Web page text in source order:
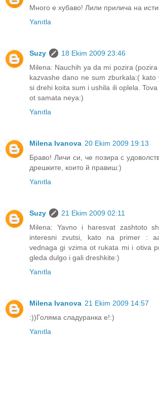
Много е хубаво! Лили прилича на
Yanıtla
Suzy
18 Ekim 2009 23:46
Milena: Nauchih ya da mi pozira
kazvashe dano ne sum zburkala:( kato
si drehi koita sum i ushila ili oplela.
ot samata neya:)
Yanıtla
Milena Ivanova 20 Ekim 2009 19:13
Браво! Личи си, че позира с
дрешките, които й правиш:)
Yanıtla
Suzy
21 Ekim 2009 02:11
Milena: Yavno i haresvat zashtoto
interesni zvutsi, kato na primer :
vednaga gi vzima ot rukata mi i otiva
gleda dulgo i gali dreshkite:)
Yanıtla
Milena Ivanova 21 Ekim 2009 14:57
:))Голяма сладуранка е!:)
Yanıtla